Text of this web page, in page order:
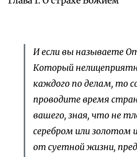
И если вы называете
Который
каждого по делам, то
проводите время
вашего, зная, что не
серебром или золотом
от суетной жизни,